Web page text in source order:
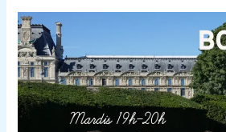
Tout
savoir
sur
les
boot
camps